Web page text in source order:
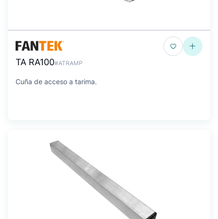
TA RA100#ATRAMP
Cuña de acceso a tarima.